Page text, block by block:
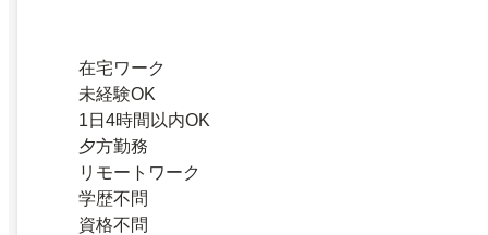
在宅ワーク
未経験OK
1日4時間以内OK
夕方勤務
リモートワーク
学歴不問
資格不問